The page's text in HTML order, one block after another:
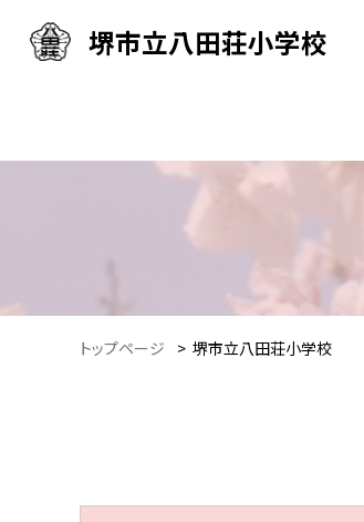
堺市立八田荘小学校
トップページ > 堺市立八田荘小学校